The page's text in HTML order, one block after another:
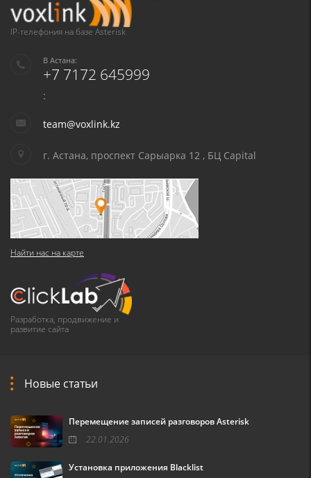
IP-телефония на базе Asterisk
В Астана:
+7 7172 645999
:
team@voxlink.kz
г. Астана, проспект Сарыарка 12 , БЦ Capital
Найти нас на карте
Разработка, продвижение и
развитие сайта
Новые статьи
Перемещение записей разговоров Asterisk
22.01.2026
Установка приложения Blacklist